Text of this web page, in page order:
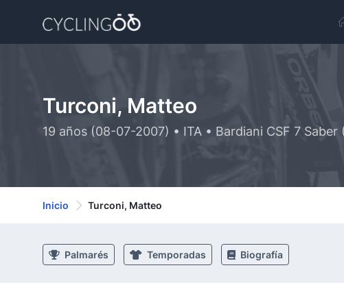
Turconi, Matteo
19 años (08-07-2007) • ITA • Bardiani CSF 7 Saber
Inicio Turconi, Matteo
Palmarés Temporadas Biografía